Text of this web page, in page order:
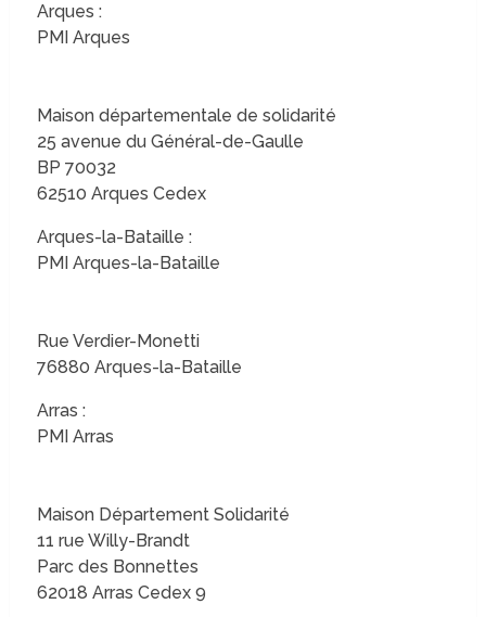
Arques :
PMI Arques
Maison départementale de solidarité
25 avenue du Général-de-Gaulle
BP 70032
62510 Arques Cedex
Arques-la-Bataille :
PMI Arques-la-Bataille
Rue Verdier-Monetti
76880 Arques-la-Bataille
Arras :
PMI Arras
Maison Département Solidarité
11 rue Willy-Brandt
Parc des Bonnettes
62018 Arras Cedex 9